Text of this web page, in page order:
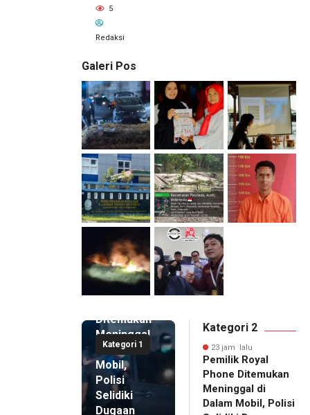
5
Redaksi
Galeri Pos
Kategori 1
23 jam lalu
Pemilik
Ditemukan
Meninggal
di Dalam
Mobil,
Polisi
Selidiki
Dugaan
Kategori 2
23 jam lalu
Pemilik Royal
Phone Ditemukan
Meninggal di
Dalam Mobil, Polisi